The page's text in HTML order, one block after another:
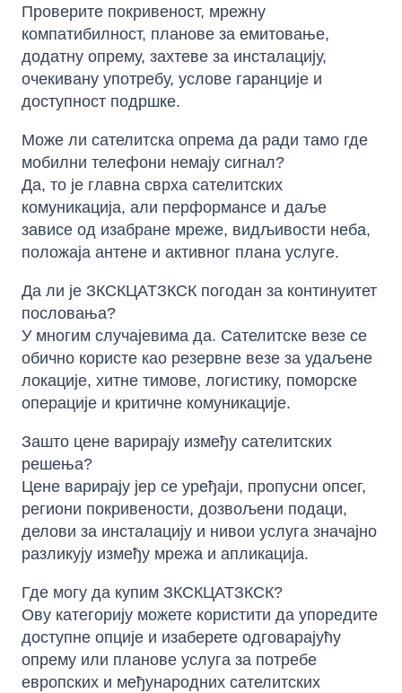
Проверите покривеност, мрежну
компатибилност, планове за емитовање,
додатну опрему, захтеве за инсталацију,
очекивану употребу, услове гаранције и
доступност подршке.
Може ли сателитска опрема да ради тамо где
мобилни телефони немају сигнал?
Да, то је главна сврха сателитских
комуникација, али перформансе и даље
зависе од изабране мреже, видљивости неба,
положаја антене и активног плана услуге.
Да ли је ЗКСКЦАТЗКСК погодан за континуитет
пословања?
У многим случајевима да. Сателитске везе се
обично користе као резервне везе за удаљене
локације, хитне тимове, логистику, поморске
операције и критичне комуникације.
Зашто цене варирају између сателитских
решења?
Цене варирају јер се уређаји, пропусни опсег,
региони покривености, дозвољени подаци,
делови за инсталацију и нивои услуга значајно
разликују између мрежа и апликација.
Где могу да купим ЗКСКЦАТЗКСК?
Ову категорију можете користити да упоредите
доступне опције и изаберете одговарајућу
опрему или планове услуга за потребе
европских и међународних сателитских